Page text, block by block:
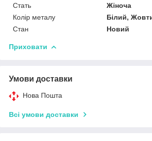
Стать
Жіноча
Колір металу
Білий,
Стан
Новий
Приховати
Умови доставки
Нова Пошта
Всі умови доставки